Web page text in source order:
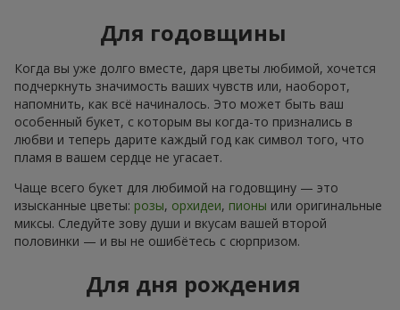
Для годовщины
Когда вы уже долго вместе, даря цветы любимой, хочется
подчеркнуть значимость ваших чувств или, наоборот,
напомнить, как всё начиналось. Это может быть ваш
особенный букет, с которым вы когда-то признались в
любви и теперь дарите каждый год как символ того, что
пламя в вашем сердце не угасает.
Чаще всего букет для любимой на годовщину — это
изысканные цветы: розы, орхидеи, пионы или оригинальные
миксы. Следуйте зову души и вкусам вашей второй
половинки — и вы не ошибётесь с сюрпризом.
Для дня рождения